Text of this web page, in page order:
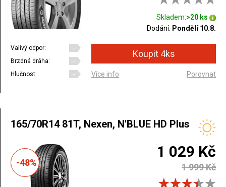
Skladem:>20 ks
Dodání: Pondělí 10.8.
Valivý odpor:
-
Brzdná dráha:
-
Hlučnost:
- Více info Porovnat
165/70R14 81T, Nexen, N'BLUE HD Plus
-48%
1 029 Kč
1 999 Kč